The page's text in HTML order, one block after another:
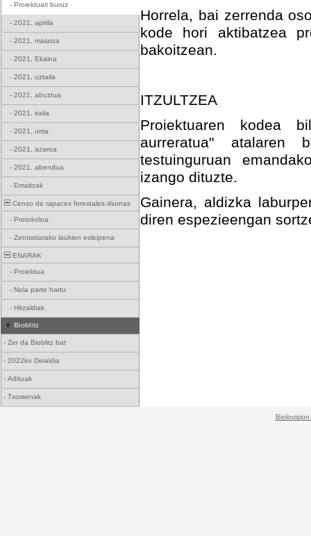
- Proiektuari buruz
- 2021, apirila
- 2021, maiatza
- 2021, Ekaina
- 2021, uztaila
- 2021, abuztua
- 2021, iraila
- 2021, urria
- 2021, azaroa
- 2021, abendua
- Emaitzak
Censo de rapaces forestales diurnas
- Protokoloa
- Zentsotarako laukien esleipena
ENARAK
- Proiektua
- Nola parte hartu
- Hitzaldiak
Bioblitz
- Zer da Bioblitz bat
- 2022ko Deialdia
- Adituak
- Txostenak
Horrela, bai zerrenda
kode hori aktibatzea
bakoitzean.
ITZULTZEA
Proiektuaren kodea
aurreratua" atalaren
testuinguruan
izango dituzte.
Gainera, aldizka
diren espezieengan
Biolovision